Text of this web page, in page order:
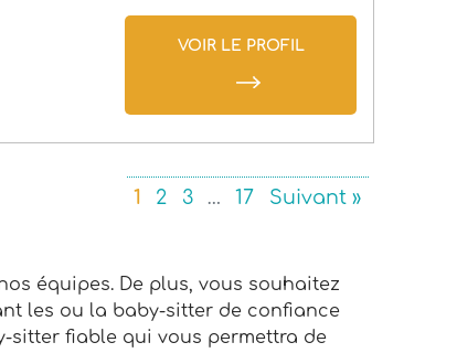
VOIR LE PROFIL
1 2 3 … 17 Suivant »
équipes. De plus, vous souhaitez
les ou la baby-sitter de confiance
sitter fiable qui vous permettra de